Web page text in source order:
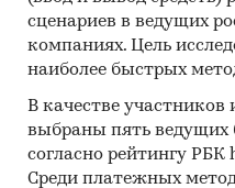
Источники
Базы данных
службы РФ, ФСГС
Материалы
Eurostat.
Печатные и
сценариев в ведущих
компаниях. Цель
наиболее быстрых
В качестве участников
выбраны пять ведущих
согласно рейтингу
Среди платежных